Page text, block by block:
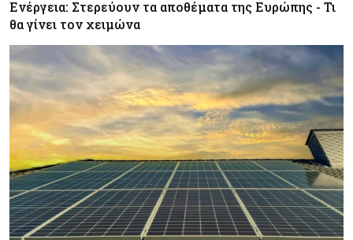
Ενέργεια: Στερεύουν τα αποθέματα της Ευρώπης - Τι
θα γίνει τον χειμώνα